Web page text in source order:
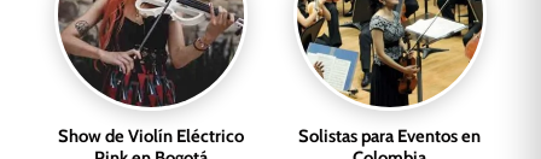
Show de Violín Eléctrico
Solistas para Eventos en